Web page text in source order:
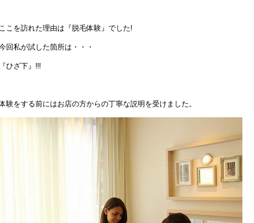
こを訪れた理由は『脱毛体験』でした!
回私が試した箇所は・・・
ひざ下』!!!
験をする前にはお店の方からの丁寧な説明を受けました。